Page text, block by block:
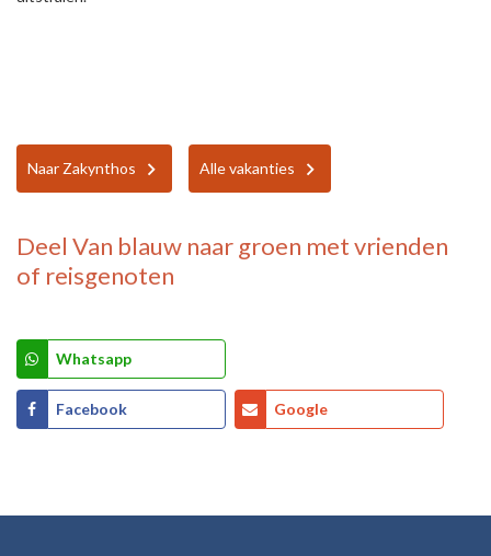
Naar Zakynthos Alle vakanties
Deel Van blauw naar groen met vrienden
of reisgenoten
Whatsapp
Facebook Google